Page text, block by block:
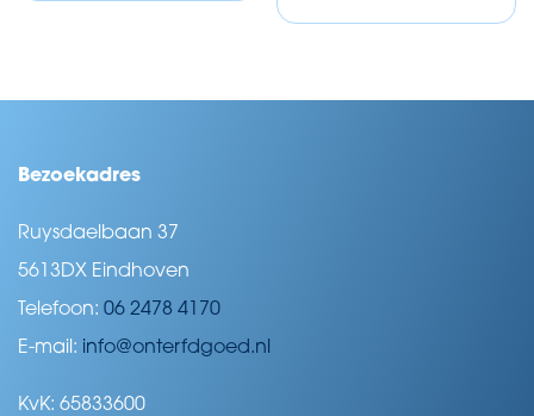
Bezoekadres
Ruysdaelbaan 37
5613DX Eindhoven
Telefoon: 06 2478 4170
E-mail: info@onterfdgoed.nl
KvK: 65833600